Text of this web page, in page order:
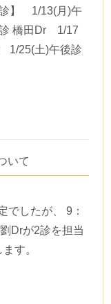
診】 1/13(月)午
橋田Dr 1/17
1/25(土)午後診
いて
でしたが、 9：
Drが2診を担当
す。